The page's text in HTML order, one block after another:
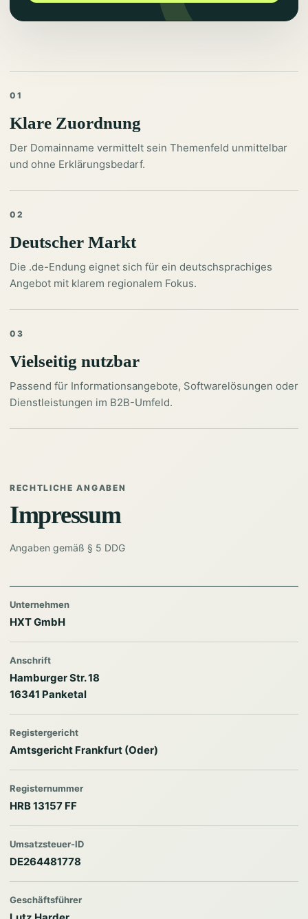
01
Klare Zuordnung
Der Domainname vermittelt sein Themenfeld unmittelbar
und ohne Erklärungsbedarf.
02
Deutscher Markt
Die .de-Endung eignet sich für ein deutschsprachiges
Angebot mit klarem regionalem Fokus.
03
Vielseitig nutzbar
Passend für Informationsangebote, Softwarelösungen oder
Dienstleistungen im B2B-Umfeld.
RECHTLICHE ANGABEN
Impressum
Angaben gemäß § 5 DDG
Unternehmen
HXT GmbH
Anschrift
Hamburger Str. 18
16341 Panketal
Registergericht
Amtsgericht Frankfurt (Oder)
Registernummer
HRB 13157 FF
Umsatzsteuer-ID
DE264481778
Geschäftsführer